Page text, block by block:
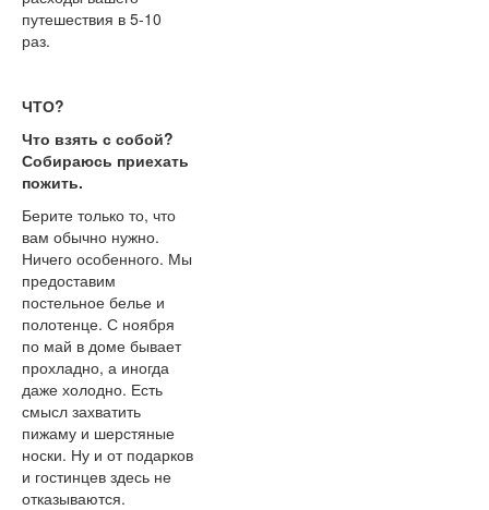
путешествия в 5-10
раз.
ЧТО?
Что взять с собой?
Собираюсь приехать
пожить.
Берите только то, что
вам обычно нужно.
Ничего особенного. Мы
предоставим
постельное белье и
полотенце. С ноября
по май в доме бывает
прохладно, а иногда
даже холодно. Есть
смысл захватить
пижаму и шерстяные
носки. Ну и от подарков
и гостинцев здесь не
отказываются.